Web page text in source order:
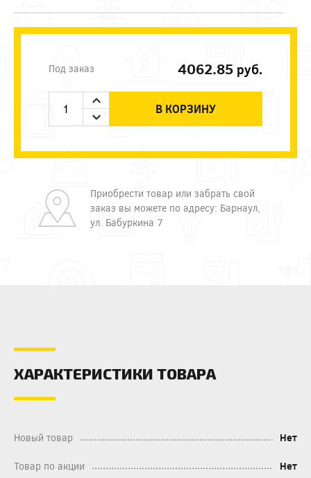
Под заказ 4062.85 руб.
В КОРЗИНУ
Приобрести товар или забрать свой
заказ вы можете по адресу: Барнаул,
ул. Бабуркина 7
ХАРАКТЕРИСТИКИ ТОВАРА
Новый товар Нет
Товар по акции Нет